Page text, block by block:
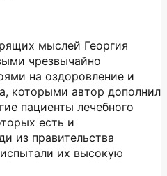
мыслей Георгия
чрезвычайно
на оздоровление и
которыми автор дополнил
пациенты лечебного
есть и
из правительства
их высокую